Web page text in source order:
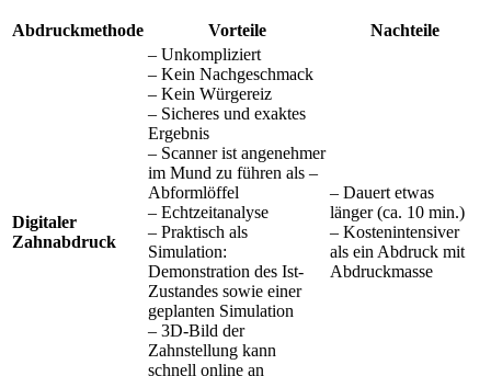
Abdruckmethode Vorteile Nachteile
Digitaler
Zahnabdruck
– Unkompliziert
– Kein Nachgeschmack
– Kein Würgereiz
– Sicheres und exaktes
Ergebnis
– Scanner ist angenehmer
im Mund zu führen als –
Abformlöffel
– Echtzeitanalyse
– Praktisch als
Simulation:
Demonstration des Ist-
Zustandes sowie einer
geplanten Simulation
– 3D-Bild der
Zahnstellung kann
schnell online an
– Dauert etwas
länger (ca. 10 min.)
– Kostenintensiver
als ein Abdruck mit
Abdruckmasse